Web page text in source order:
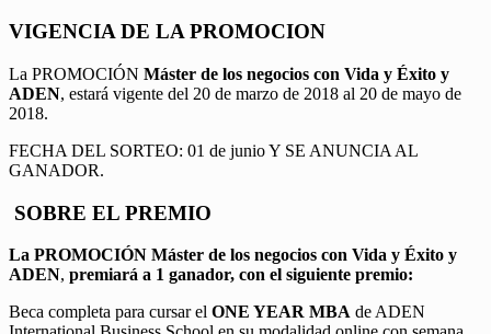
VIGENCIA DE LA PROMOCION
La PROMOCIÓN Máster de los negocios con Vida y Éxito y
ADEN, estará vigente del 20 de marzo de 2018 al 20 de mayo de
2018.
FECHA DEL SORTEO: 01 de junio Y SE ANUNCIA AL
GANADOR.
SOBRE EL PREMIO
La PROMOCIÓN Máster de los negocios con Vida y Éxito y
ADEN, premiará a 1 ganador, con el siguiente premio:
Beca completa para cursar el ONE YEAR MBA de ADEN